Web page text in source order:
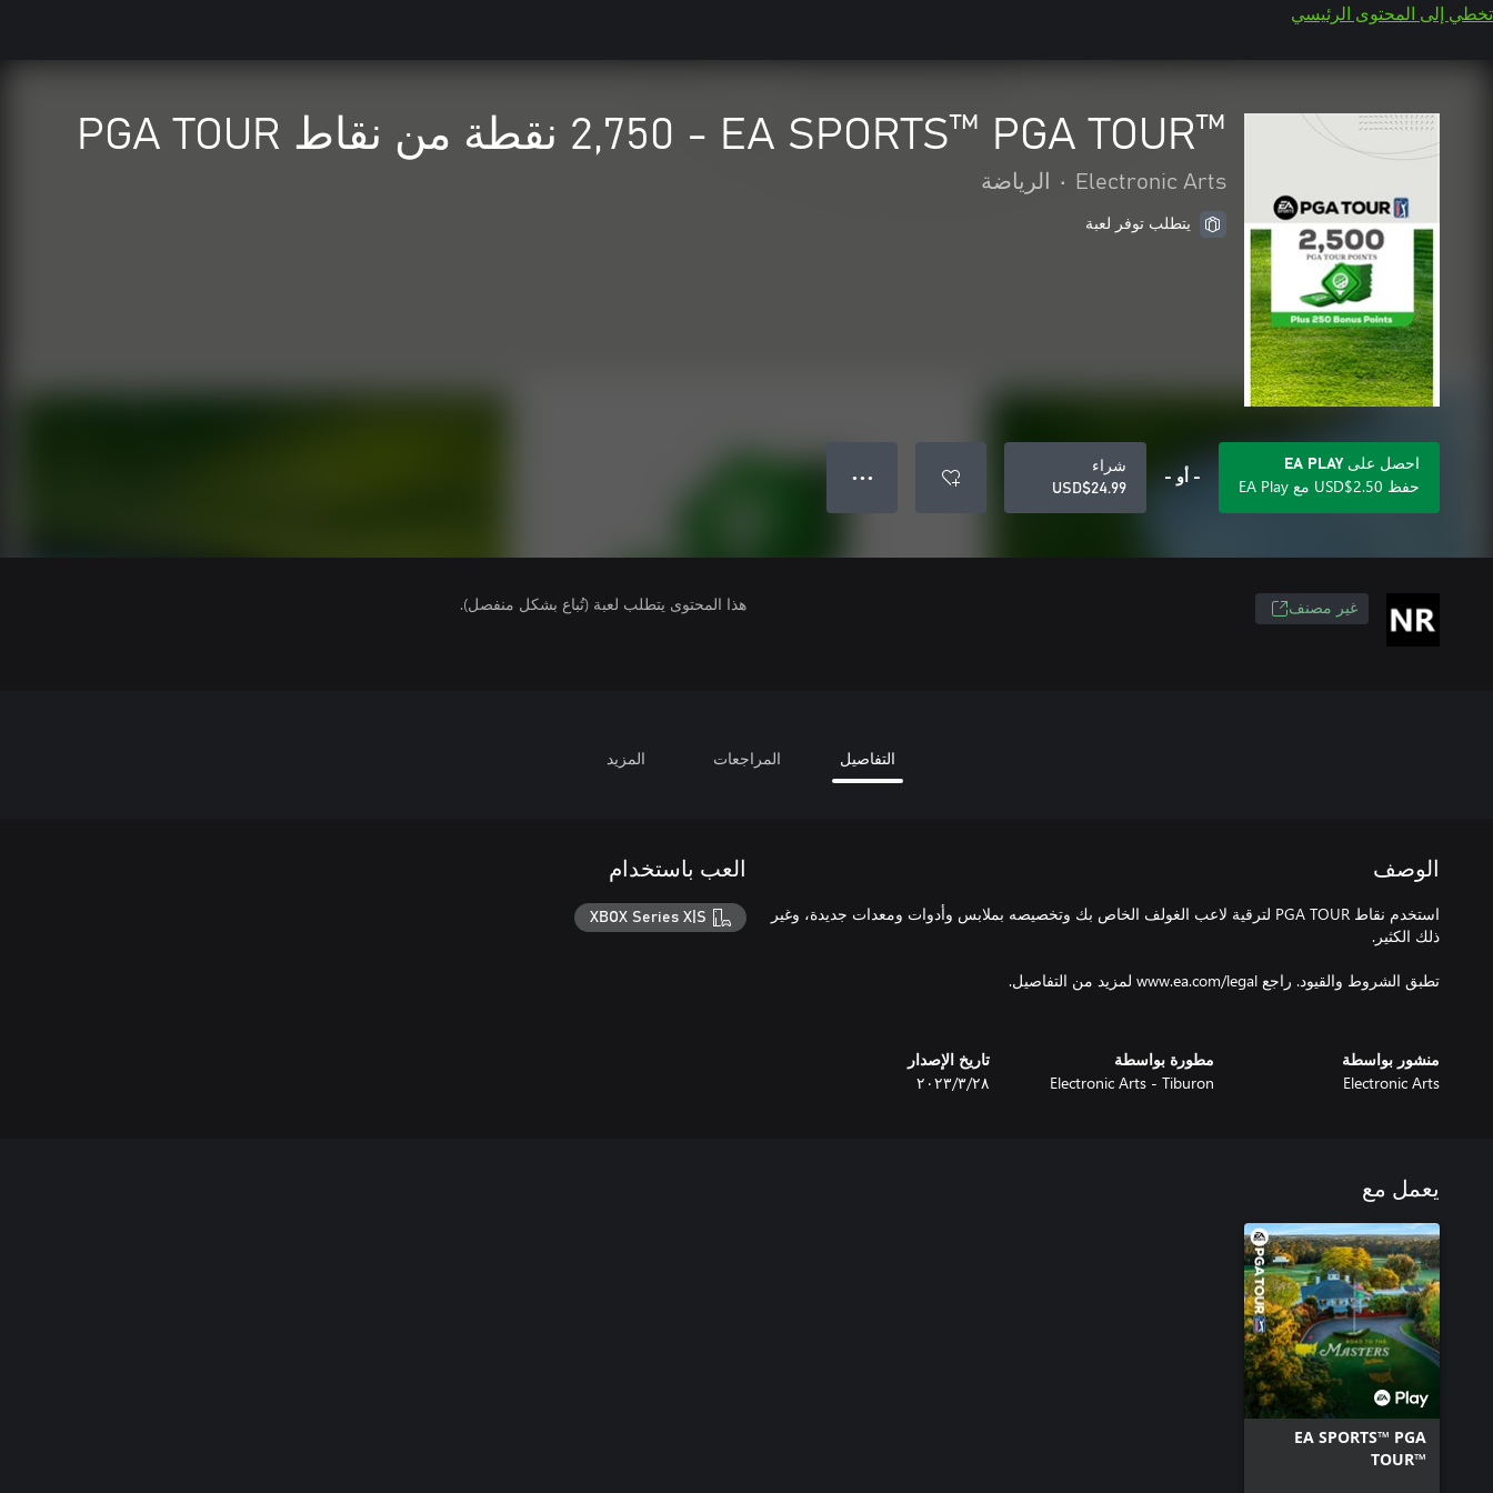
تخطي إلى المحتوى الرئيسي
EA SPORTS™ PGA TOUR™‎‏ - 2,750 نقطة من نقاط PGA TOUR
Electronic Arts
• الرياضة
يتطلب توفر لعبة
احصل على EA PLAY
حفظ USD$2.50 مع EA Play - أو -
شراء
USD$24.99
● ● ●
غير مصنف هذا المحتوى يتطلب لعبة (تُباع بشكل منفصل).
التفاصيل المراجعات المزيد
الوصف
استخدم نقاط PGA TOUR لترقية لاعب الغولف الخاص بك وتخصيصه بملابس وأدوات ومعدات جديدة، وغير
منشور بواسطة
Electronic Arts
مطورة بواسطة
Electronic Arts - Tiburon
تاريخ الإصدار
٢٨‏/٣‏/٢٠٢٣
العب باستخدام
XBOX Series X|S
يعمل مع
EA SPORTS™ PGA
TOUR™‎